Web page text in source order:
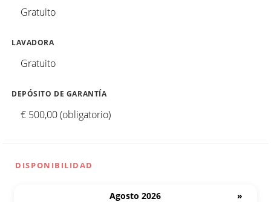
Gratuito
LAVADORA
Gratuito
DEPÓSITO DE GARANTÍA
€ 500,00 (obligatorio)
DISPONIBILIDAD
Agosto 2026
»